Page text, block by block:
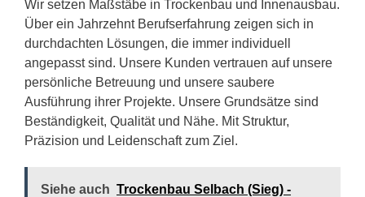
Wir setzen Maßstäbe in Trockenbau und Innenausbau.
Über ein Jahrzehnt Berufserfahrung zeigen sich in
durchdachten Lösungen, die immer individuell
angepasst sind. Unsere Kunden vertrauen auf unsere
persönliche Betreuung und unsere saubere
Ausführung ihrer Projekte. Unsere Grundsätze sind
Beständigkeit, Qualität und Nähe. Mit Struktur,
Präzision und Leidenschaft zum Ziel.
Siehe auch Trockenbau Selbach (Sieg) -